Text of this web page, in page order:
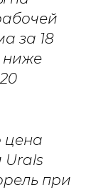
за 18
ниже
цена
Urals
при